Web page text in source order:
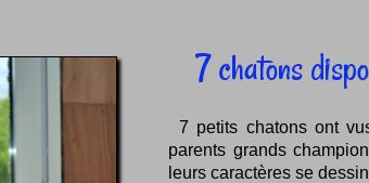
7 chatons
7 petits chatons ont
parents grands
leurs caractères se